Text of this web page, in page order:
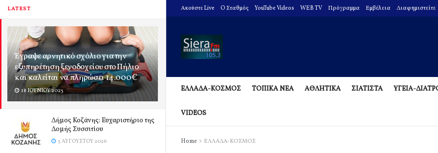
LATEST
Έγραψε αρνητικό σχόλιο για την
εξυπηρέτηση ξενοδοχείου στο Πήλιο
και καλείται να πληρώσει 14.000€
18 ΙΟΥΝΊΟΥ 2023
Δήμος Κοζάνης: Ευχαριστήριο της
Δομής Συσσιτίου
5 ΑΥΓΟΎΣΤΟΥ 2026
Ακούστε Live O Σταθμός YouTube Videos WEB TV Πρόγραμμα Εμβέλεια Διαφημιστείτε
ΕΛΛΑΔΑ-ΚΟΣΜΟΣ ΤΟΠΙΚΑ ΝΕΑ ΑΘΛΗΤΙΚΑ ΣΙΑΤΙΣΤΑ ΥΓΕΙΑ-
VIDEOS
Home ΕΛΛΑΔΑ-ΚΟΣΜΟΣ